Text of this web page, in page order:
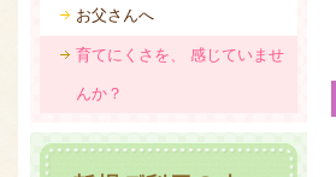
お父さんへ
育てにくさを、 感じていませ
んか？